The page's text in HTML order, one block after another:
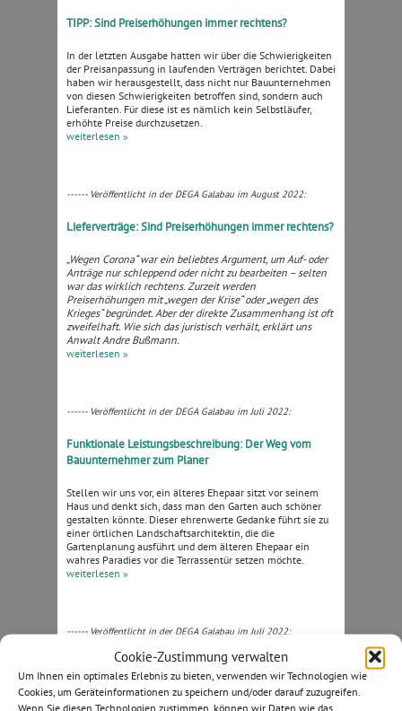
Cookie-Zustimmung verwalten
Um Ihnen ein optimales Erlebnis zu bieten, verwenden wir Technologien wie
Cookies, um Geräteinformationen zu speichern und/oder darauf zuzugreifen.
Wenn Sie diesen Technologien zustimmen, können wir Daten wie das
TIPP: Sind Preiserhöhungen immer rechtens?
In der letzten Ausgabe hatten wir über die Schwierigkeiten
der Preisanpassung in laufenden Verträgen berichtet. Dabei
haben wir herausgestellt, dass nicht nur Bauunternehmen
von diesen Schwierigkeiten betroffen sind, sondern auch
Lieferanten. Für diese ist es nämlich kein Selbstläufer,
erhöhte Preise durchzusetzen.
weiterlesen »
------ Veröffentlicht in der DEGA Galabau im August 2022:
Lieferverträge: Sind Preiserhöhungen immer rechtens?
„Wegen Corona“ war ein beliebtes Argument, um Auf- oder
Anträge nur schleppend oder nicht zu bearbeiten – selten
war das wirklich rechtens. Zurzeit werden
Preiserhöhungen mit „wegen der Krise“ oder „wegen des
Krieges“ begründet. Aber der direkte Zusammenhang ist oft
zweifelhaft. Wie sich das juristisch verhält, erklärt uns
Anwalt Andre Bußmann.
weiterlesen »
------ Veröffentlicht in der DEGA Galabau im Juli 2022:
Funktionale Leistungsbeschreibung: Der Weg vom
Bauunternehmer zum Planer
Stellen wir uns vor, ein älteres Ehepaar sitzt vor seinem
Haus und denkt sich, dass man den Garten auch schöner
gestalten könnte. Dieser ehrenwerte Gedanke führt sie zu
einer örtlichen Landschaftsarchitektin, die die
Gartenplanung ausführt und dem älteren Ehepaar ein
wahres Paradies vor die Terrassentür setzen möchte.
weiterlesen »
------ Veröffentlicht in der DEGA Galabau im Juli 2022:
Vertragsgestaltung – VOB/B – na klar! (Oder doch
nicht?)